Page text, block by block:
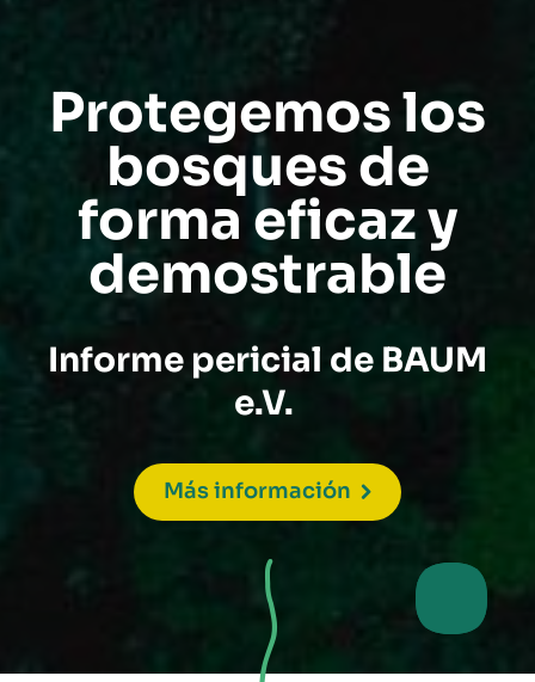
Protegemos los
bosques de
forma eficaz y
demostrable
Informe pericial de BAUM
e.V.
Más información